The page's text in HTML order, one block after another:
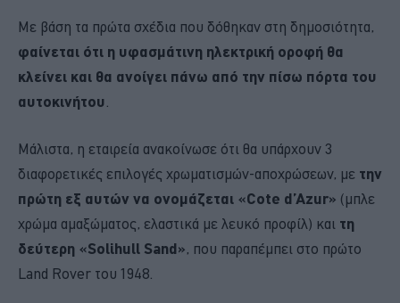
Με βάση τα πρώτα σχέδια που δόθηκαν στη δημοσιότητα,
φαίνεται ότι η υφασμάτινη ηλεκτρική οροφή θα
κλείνει και θα ανοίγει πάνω από την πίσω πόρτα του
αυτοκινήτου
Μάλιστα, η εταιρεία ανακοίνωσε ότι θα υπάρχουν 3
διαφορετικές επιλογές χρωματισμών-αποχρώσεων, με την
πρώτη εξ αυτών να ονομάζεται «Cote d’Azur» (μπλε
χρώμα αμαξώματος, ελαστικά με λευκό προφίλ) και τη
δεύτερη «Solihull Sand», που παραπέμπει στο πρώτο
Land Rover του 1948.